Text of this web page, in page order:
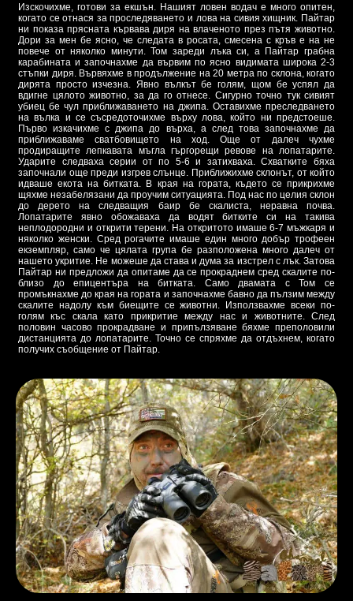
Изскочихме, готови за екшън. Нашият ловен водач е много опитен,
когато се отнася за проследяването и лова на сивия хищник. Пайтар
ни показа прясната кървава диря на влаченото през пътя животно.
Дори за мен бе ясно, че следата в росата, смесена с кръв е на не
повече от няколко минути. Том зареди лъка си, а Пайтар грабна
карабината и започнахме да вървим по ясно видимата широка 2-3
стъпки диря. Вървяхме в продължение на 20 метра по склона, когато
дирята просто изчезна. Явно вълкът бе голям, щом бе успял да
вдигне цялото животно, за да го отнесе. Сигурно точно тук сивият
убиец бе чул приближаването на джипа. Оставихме преследването
на вълка и се съсредоточихме върху лова, който ни предстоеше.
Първо изкачихме с джипа до върха, а след това започнахме да
приближаваме сватбовището на ход. Още от далеч чухме
продиращите лепкавата мъгла гъргорещи ревове на лопатарите.
Ударите следваха серии от по 5-6 и затихваха. Схватките бяха
започнали още преди изгрев слънце. Приближихме склонът, от който
идваше екота на битката. В края на гората, където се прикрихме
щяхме незабелязани да проучим ситуацията. Под нас по целия склон
до дерето на следващия баир бе скалиста, неравна почва.
Лопатарите явно обожаваха да водят битките си на такива
неплодородни и открити терени. На откритото имаше 6-7 мъжкаря и
няколко женски. Сред рогачите имаше един много добър трофеен
екземпляр, само че цялата група бе разположена много далеч от
нашето укритие. Не можеше да става и дума за изстрел с лък. Затова
Пайтар ни предложи да опитаме да се прокраднем сред скалите по-
близо до епицентъра на битката. Само двамата с Том се
промъкнахме до края на гората и започнахме бавно да пълзим между
скалите надолу към биещите се животни. Използвахме всеки по-
голям къс скала като прикритие между нас и животните. След
половин часово прокрадване и припълзяване бяхме преполовили
дистанцията до лопатарите. Точно се спряхме да отдъхнем, когато
получих съобщение от Пайтар.